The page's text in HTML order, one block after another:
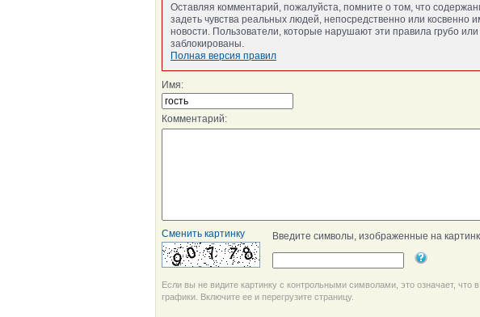
Оставляя комментарий, пожалуйста, помните о том, что
задеть чувства реальных людей, непосредственно или
новости. Пользователи, которые нарушают эти правила грубо или
заблокированы.
Полная версия правил
Имя:
Комментарий:
Сменить картинку Введите символы, изображенные на
Если вы не видите картинку с контрольными символами, это означает, что
графики. Включите ее и перегрузите страницу.